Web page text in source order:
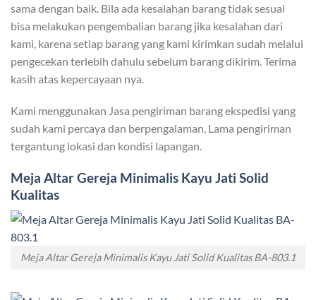
sama dengan baik. Bila ada kesalahan barang tidak sesuai
bisa melakukan pengembalian barang jika kesalahan dari
kami, karena setiap barang yang kami kirimkan sudah melalui
pengecekan terlebih dahulu sebelum barang dikirim. Terima
kasih atas kepercayaan nya.
Kami menggunakan Jasa pengiriman barang ekspedisi yang
sudah kami percaya dan berpengalaman, Lama pengiriman
tergantung lokasi dan kondisi lapangan.
Meja Altar Gereja Minimalis Kayu Jati Solid
Kualitas
Meja Altar Gereja Minimalis Kayu Jati Solid Kualitas BA-803.1